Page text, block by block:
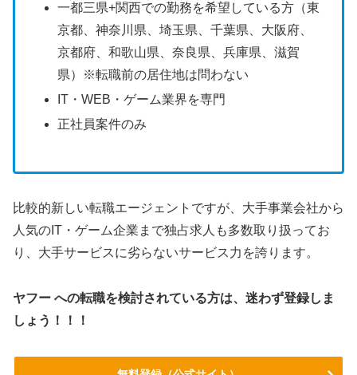
一都三県+関西での勤務を希望している方（東
京都、神奈川県、埼玉県、千葉県、大阪府、
京都府、和歌山県、奈良県、兵庫県、滋賀
県）※転職前の居住地は問わない
IT・WEB・ゲーム業界を専門
正社員案件のみ
比較的新しい転職エージェントですが、大手事業会社から
人気のIT・ゲーム企業まで独占求人も多数取り扱ってお
り、大手サービスに劣らないサービス力を誇ります。
ヤフー への転職を検討されている方は、迷わず登録しま
しょう！！！